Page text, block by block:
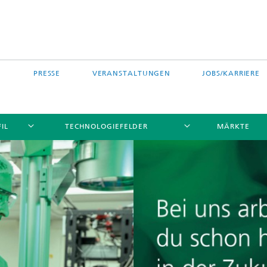
PRESSE VERANSTALTUNGEN JOBS/KARRIERE
TECHNOLOGIEFELDER MÄRKTE